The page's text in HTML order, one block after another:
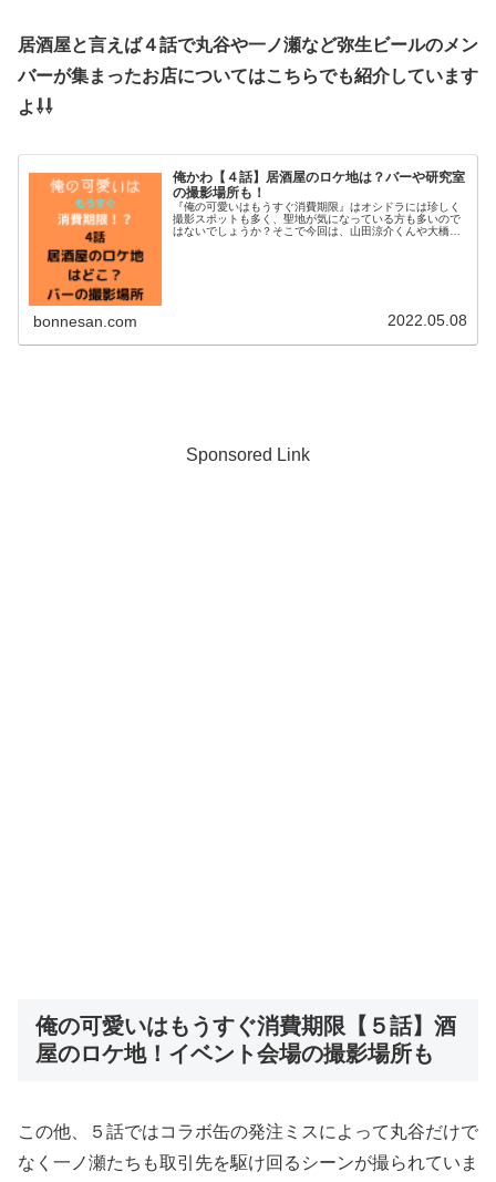
居酒屋と言えば４話で丸谷や一ノ瀬など弥生ビールのメン
バーが集まったお店についてはこちらでも紹介しています
よ⇩⇩
俺かわ【４話】居酒屋のロケ地は？バーや研究室
の撮影場所も！
『俺の可愛いはもうすぐ消費期限』はオシドラには珍しく
撮影スポットも多く、聖地が気になっている方も多いので
はないでしょうか？そこで今回は、山田涼介くんや大橋和
bonnesan.com 2022.05.08
Sponsored Link
俺の可愛いはもうすぐ消費期限【５話】酒
屋のロケ地！イベント会場の撮影場所も
この他、５話ではコラボ缶の発注ミスによって丸谷だけで
なく一ノ瀬たちも取引先を駆け回るシーンが撮られていま